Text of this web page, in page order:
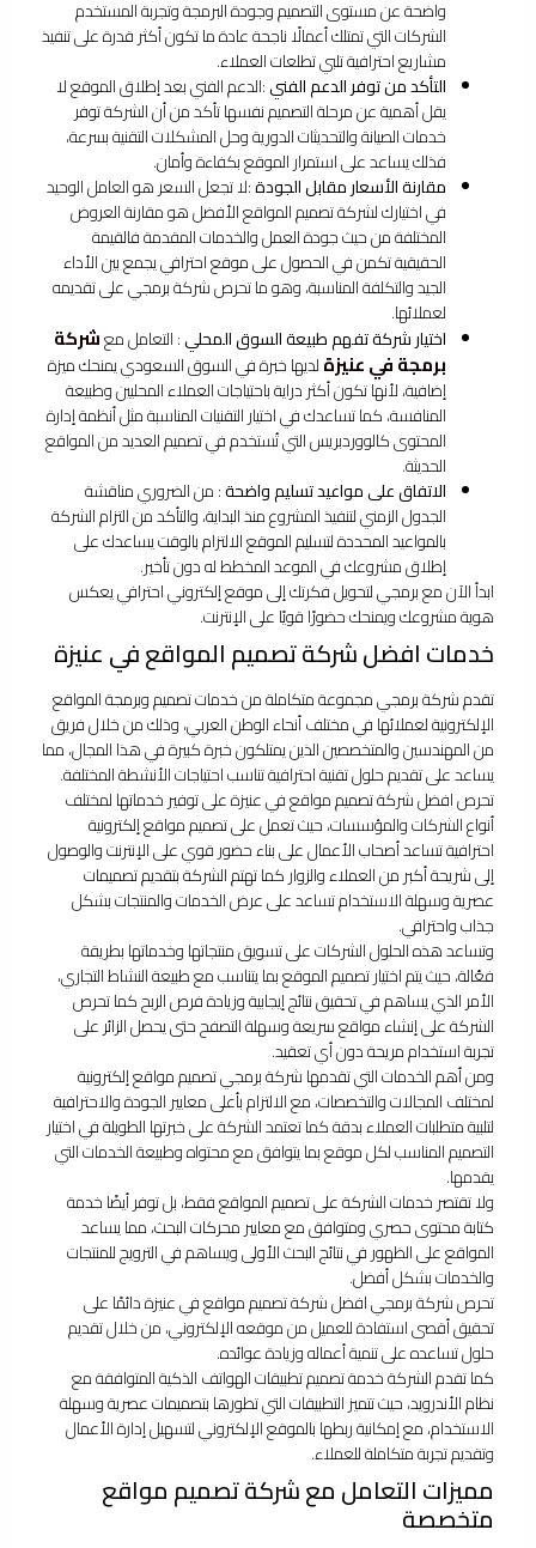
واضحة عن مستوى التصميم وجودة البرمجة وتجربة المستخدم
الشركات التي تمتلك أعمالًا ناجحة عادة ما تكون أكثر قدرة على تنفيذ
مشاريع احترافية تلبي تطلعات العملاء.
التأكد من توفر الدعم الفني:الدعم الفني بعد إطلاق الموقع لا
يقل أهمية عن مرحلة التصميم نفسها تأكد من أن الشركة توفر
خدمات الصيانة والتحديثات الدورية وحل المشكلات التقنية بسرعة،
فذلك يساعد على استمرار الموقع بكفاءة وأمان.
مقارنة الأسعار مقابل الجودة:لا تجعل السعر هو العامل الوحيد
في اختيارك لشركة تصميم المواقع الأفضل هو مقارنة العروض
المختلفة من حيث جودة العمل والخدمات المقدمة فالقيمة
الحقيقية تكمن في الحصول على موقع احترافي يجمع بين الأداء
الجيد والتكلفة المناسبة، وهو ما تحرص شركة برمجي على تقديمه
لعملائها.
اختيار شركة تفهم طبيعة السوق المحلي: التعامل معشركة
برمجة في عنيزةلديها خبرة في السوق السعودي يمنحك ميزة
إضافية، لأنها تكون أكثر دراية باحتياجات العملاء المحليين وطبيعة
المنافسة، كما تساعدك في اختيار التقنيات المناسبة مثل أنظمة إدارة
المحتوى كالووردبريس التي تُستخدم في تصميم العديد من المواقع
الحديثة.
الاتفاق على مواعيد تسليم واضحة: من الضروري مناقشة
الجدول الزمني لتنفيذ المشروع منذ البداية، والتأكد من التزام الشركة
بالمواعيد المحددة لتسليم الموقع الالتزام بالوقت يساعدك على
إطلاق مشروعك في الموعد المخطط له دون تأخير.
ابدأ الآن مع برمجي لتحويل فكرتك إلى موقع إلكتروني احترافي يعكس
هوية مشروعك ويمنحك حضورًا قويًا على الإنترنت.
خدمات افضل شركة تصميم المواقع في عنيزة
تقدم شركة برمجي مجموعة متكاملة من خدمات تصميم وبرمجة المواقع
الإلكترونية لعملائها في مختلف أنحاء الوطن العربي، وذلك من خلال فريق
من المهندسين والمتخصصين الذين يمتلكون خبرة كبيرة في هذا المجال، مما
يساعد على تقديم حلول تقنية احترافية تناسب احتياجات الأنشطة المختلفة.
تحرص افضل شركة تصميم مواقع في عنيزة على توفير خدماتها لمختلف
أنواع الشركات والمؤسسات، حيث تعمل على تصميم مواقع إلكترونية
احترافية تساعد أصحاب الأعمال على بناء حضور قوي على الإنترنت والوصول
إلى شريحة أكبر من العملاء والزوار كما تهتم الشركة بتقديم تصميمات
عصرية وسهلة الاستخدام تساعد على عرض الخدمات والمنتجات بشكل
جذاب واحترافي.
وتساعد هذه الحلول الشركات على تسويق منتجاتها وخدماتها بطريقة
فعّالة، حيث يتم اختيار تصميم الموقع بما يتناسب مع طبيعة النشاط التجاري،
الأمر الذي يساهم في تحقيق نتائج إيجابية وزيادة فرص الربح كما تحرص
الشركة على إنشاء مواقع سريعة وسهلة التصفح حتى يحصل الزائر على
تجربة استخدام مريحة دون أي تعقيد.
ومن أهم الخدمات التي تقدمها شركة برمجي تصميم مواقع إلكترونية
لمختلف المجالات والتخصصات، مع الالتزام بأعلى معايير الجودة والاحترافية
لتلبية متطلبات العملاء بدقة كما تعتمد الشركة على خبرتها الطويلة في اختيار
التصميم المناسب لكل موقع بما يتوافق مع محتواه وطبيعة الخدمات التي
يقدمها.
ولا تقتصر خدمات الشركة على تصميم المواقع فقط، بل توفر أيضًا خدمة
كتابة محتوى حصري ومتوافق مع معايير محركات البحث، مما يساعد
المواقع على الظهور في نتائج البحث الأولى ويساهم في الترويج للمنتجات
والخدمات بشكل أفضل.
تحرص شركة برمجي افضل شركة تصميم مواقع في عنيزة دائمًا على
تحقيق أقصى استفادة للعميل من موقعه الإلكتروني، من خلال تقديم
حلول تساعده على تنمية أعماله وزيادة عوائده.
كما تقدم الشركة خدمة تصميم تطبيقات الهواتف الذكية المتوافقة مع
نظام الأندرويد، حيث تتميز التطبيقات التي تطورها بتصميمات عصرية وسهلة
الاستخدام، مع إمكانية ربطها بالموقع الإلكتروني لتسهيل إدارة الأعمال
وتقديم تجربة متكاملة للعملاء.
مميزات التعامل مع شركة تصميم مواقع
متخصصة